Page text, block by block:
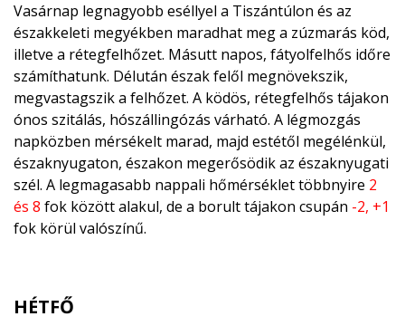
Vasárnap legnagyobb eséllyel a Tiszántúlon és az
északkeleti megyékben maradhat meg a zúzmarás köd,
illetve a rétegfelhőzet. Másutt napos, fátyolfelhős időre
számíthatunk. Délután észak felől megnövekszik,
megvastagszik a felhőzet. A ködös, rétegfelhős tájakon
ónos szitálás, hószállingózás várható. A légmozgás
napközben mérsékelt marad, majd estétől megélénkül,
északnyugaton, északon megerősödik az északnyugati
szél. A legmagasabb nappali hőmérséklet többnyire 2
és 8 fok között alakul, de a borult tájakon csupán -2, +1
fok körül valószínű.
HÉTFŐ